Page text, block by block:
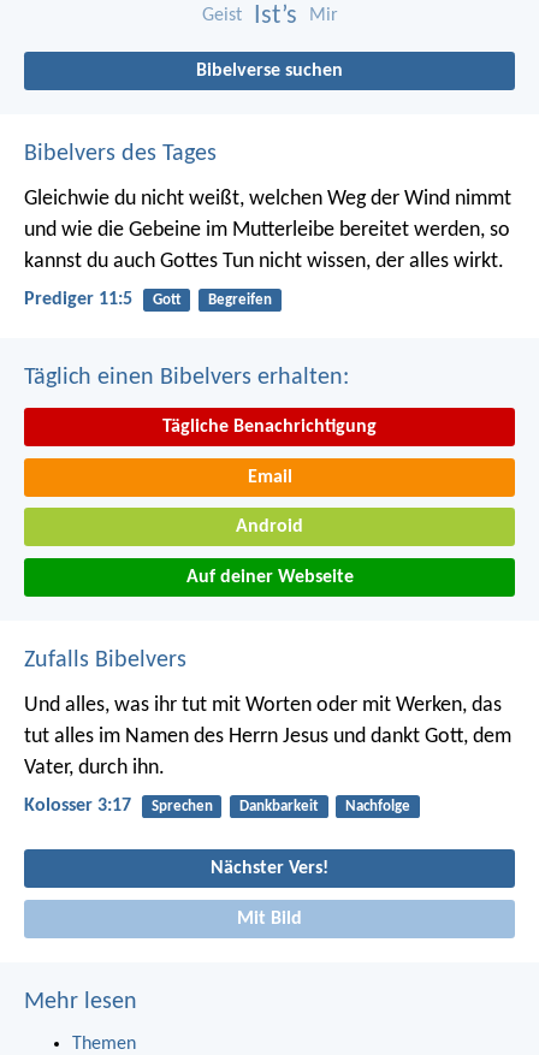
Geist Ist’s Mir
Bibelverse suchen
Bibelvers des Tages
Gleichwie du nicht weißt, welchen Weg der Wind nimmt
und wie die Gebeine im Mutterleibe bereitet werden, so
kannst du auch Gottes Tun nicht wissen, der alles wirkt.
Prediger 11:5 Gott Begreifen
Täglich einen Bibelvers erhalten:
Tägliche Benachrichtigung
Email
Android
Auf deiner Webseite
Zufalls Bibelvers
Und alles, was ihr tut mit Worten oder mit Werken, das
tut alles im Namen des Herrn Jesus und dankt Gott, dem
Vater, durch ihn.
Kolosser 3:17 Sprechen Dankbarkeit Nachfolge
Nächster Vers!
Mit Bild
Mehr lesen
Themen